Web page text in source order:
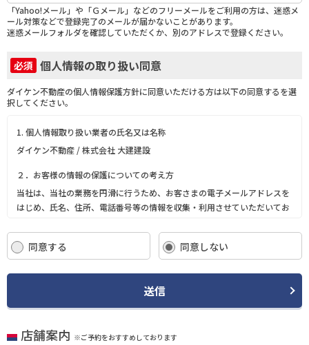
「Yahoo!メール」や「Ｇメール」などのフリーメールをご利用の方は、迷惑メ
ール対策などで登録完了のメールが届かないことがあります。
迷惑メールフォルダを確認していただくか、別のアドレスで登録ください。
必須 個人情報の取り扱い同意
ダイケン不動産の個人情報保護方針に同意いただける方は以下の同意するを選
択してください。
1. 個人情報取り扱い業者の氏名又は名称
ダイケン不動産 / 株式会社 大建建設
２．お客様の情報の保護についての考え方
当社は、当社の業務を円滑に行うため、お客さまの電子メールアドレスを
はじめ、氏名、住所、電話番号等の情報を収集・利用させていただいてお
当社は、これらのお客さまの個人情報（以下「お客さま情報」といいま
す。）の適正な保護を重大な責務と認識し、この責務を果たすために、次
法令を遵守し、適切に取り扱います。また、適宜取扱いの改善に努めま
す。
ます。また、取引先等に対しても適切にお客さま情報を取り扱うように要
同意する 同意しない
送信
店舗案内 ※ご予約をおすすめしております